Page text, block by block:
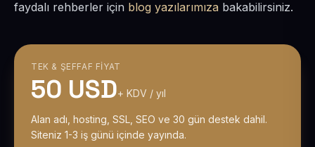
faydalı rehberler için blog yazılarımıza bakabilirsiniz.
TEK & ŞEFFAF FIYAT
50 USD+ KDV / yıl
Alan adı, hosting, SSL, SEO ve 30 gün destek dahil.
Siteniz 1-3 iş günü içinde yayında.